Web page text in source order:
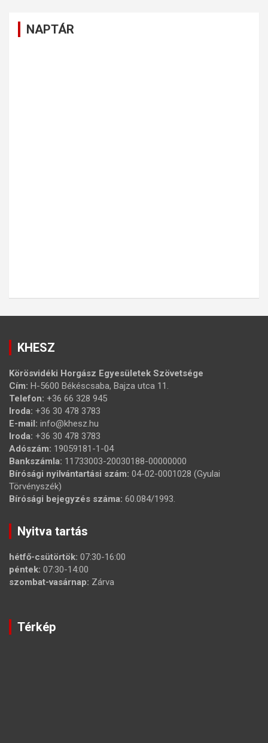
NAPTÁR
KHESZ
Körösvidéki Horgász Egyesületek Szövetsége
Cím: H-5600 Békéscsaba, Bajza utca 11.
Telefon: +36 66 328 945
Iroda: +36 30 478 3783
E-mail: info@khesz.hu
Iroda: +36 30 478 3783
Adószám: 19059181-1-04
Bankszámla: 11733003-20030188-00000000
Bírósági nyilvántartási szám: 04-02-0001028 (Gyulai
Törvényszék)
Bírósági bejegyzés száma: 60.084/1993.
Nyitva tartás
hétfő-csütörtök: 07:30-16:00
péntek: 07:30-14:00
szombat-vasárnap: Zárva
Térkép